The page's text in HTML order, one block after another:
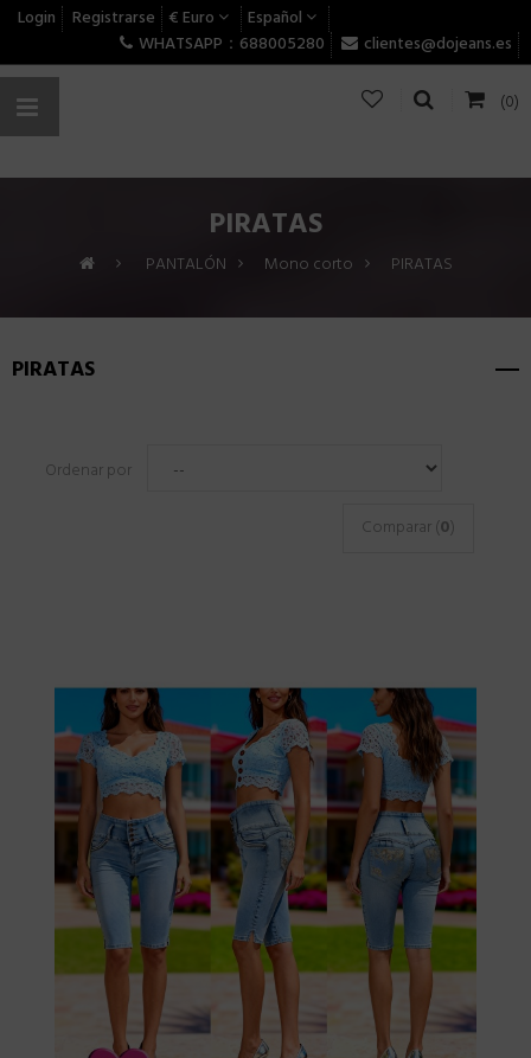
Login Registrarse € Euro
Español
WHATSAPP：688005280
clientes@dojeans.es
(0)
PIRATAS
> PANTALÓN > Mono corto > PIRATAS
PIRATAS
Ordenar por
Comparar (0)